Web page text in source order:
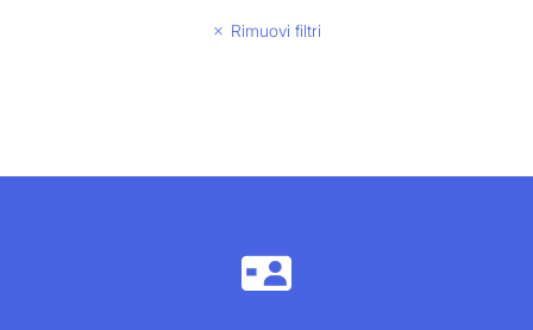
Rimuovi filtri